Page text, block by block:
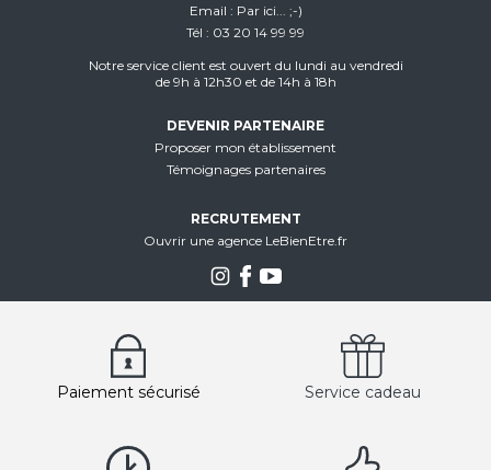
Email
Par ici... ;-)
Tél
03 20 14 99 99
Notre service client est ouvert du lundi au vendredi
de 9h à 12h30 et de 14h à 18h
DEVENIR PARTENAIRE
Proposer mon établissement
Témoignages partenaires
RECRUTEMENT
Ouvrir une agence LeBienEtre.fr
Paiement sécurisé Service cadeau